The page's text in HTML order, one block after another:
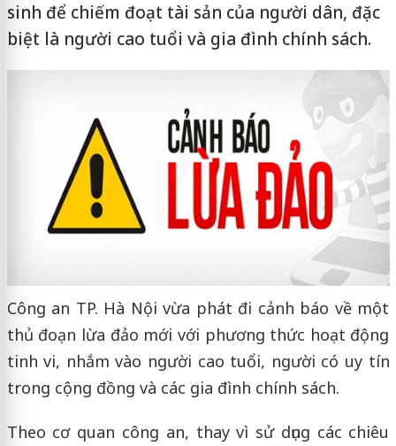
sinh để chiếm đoạt tài sản của người dân, đặc
biệt là người cao tuổi và gia đình chính sách.
Công an TP. Hà Nội vừa phát đi cảnh báo về một
thủ đoạn lừa đảo mới với phương thức hoạt động
tinh vi, nhắm vào người cao tuổi, người có uy tín
trong cộng đồng và các gia đình chính sách.
Theo cơ quan công an, thay vì sử dụng các chiêu